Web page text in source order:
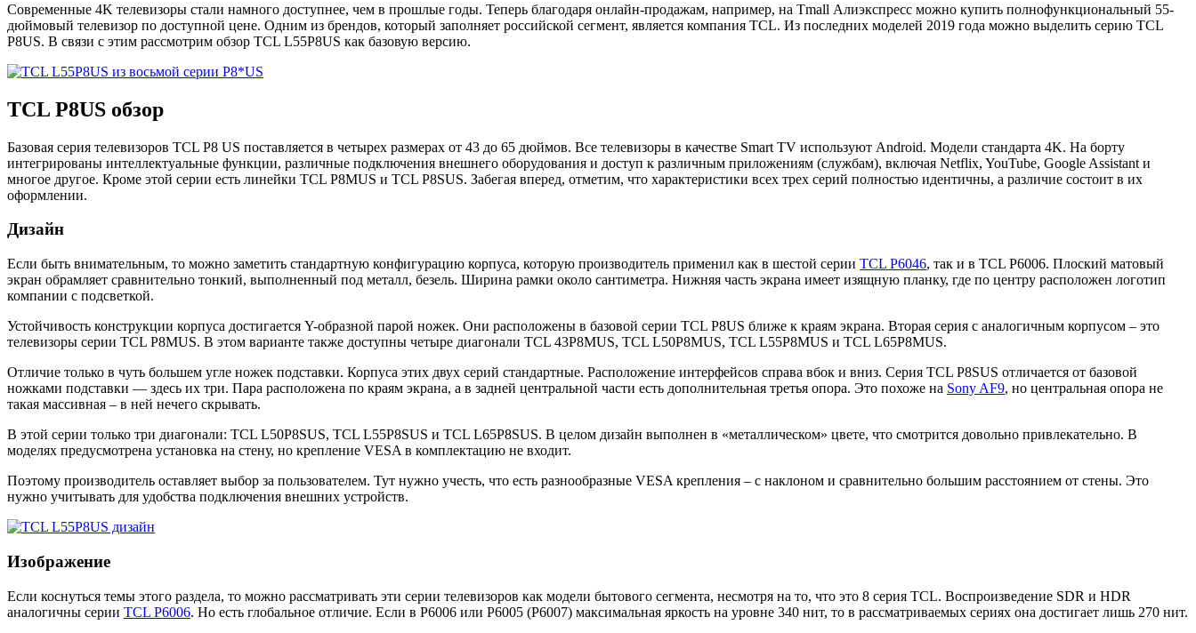
Современные 4K телевизоры стали намного доступнее, чем в прошлые годы. Теперь благодаря онлайн-продажам, например, на Tmall Алиэкспресс можно купить полнофункциональный 55-
дюймовый телевизор по доступной цене. Одним из брендов, который заполняет российской сегмент, является компания TCL. Из последних моделей 2019 года можно выделить серию TCL
P8US. В связи с этим рассмотрим обзор TCL L55P8US как базовую версию.
TCL P8US обзор
Базовая серия телевизоров TCL P8 US поставляется в четырех размерах от 43 до 65 дюймов. Все телевизоры в качестве Smart TV используют Android. Модели стандарта 4K. На борту
интегрированы интеллектуальные функции, различные подключения внешнего оборудования и доступ к различным приложениям (службам), включая Netflix, YouTube, Google Assistant и
многое другое. Кроме этой серии есть линейки TCL P8MUS и TCL P8SUS. Забегая вперед, отметим, что характеристики всех трех серий полностью идентичны, а различие состоит в их
оформлении.
Дизайн
Если быть внимательным, то можно заметить стандартную конфигурацию корпуса, которую производитель применил как в шестой серии TCL P6046, так и в TCL P6006. Плоский матовый
экран обрамляет сравнительно тонкий, выполненный под металл, безель. Ширина рамки около сантиметра. Нижняя часть экрана имеет изящную планку, где по центру расположен логотип
компании с подсветкой.
Устойчивость конструкции корпуса достигается Y-образной парой ножек. Они расположены в базовой серии TCL P8US ближе к краям экрана. Вторая серия с аналогичным корпусом – это
телевизоры серии TCL P8MUS. В этом варианте также доступны четыре диагонали TCL 43P8MUS, TCL L50P8MUS, TCL L55P8MUS и TCL L65P8MUS.
Отличие только в чуть большем угле ножек подставки. Корпуса этих двух серий стандартные. Расположение интерфейсов справа вбок и вниз. Серия TCL P8SUS отличается от базовой
ножками подставки — здесь их три. Пара расположена по краям экрана, а в задней центральной части есть дополнительная третья опора. Это похоже на Sony AF9, но центральная опора не
такая массивная – в ней нечего скрывать.
В этой серии только три диагонали: TCL L50P8SUS, TCL L55P8SUS и TCL L65P8SUS. В целом дизайн выполнен в «металлическом» цвете, что смотрится довольно привлекательно. В
моделях предусмотрена установка на стену, но крепление VESA в комплектацию не входит.
Поэтому производитель оставляет выбор за пользователем. Тут нужно учесть, что есть разнообразные VESA крепления – с наклоном и сравнительно большим расстоянием от стены. Это
нужно учитывать для удобства подключения внешних устройств.
Изображение
Если коснуться темы этого раздела, то можно рассматривать эти серии телевизоров как модели бытового сегмента, несмотря на то, что это 8 серия TCL. Воспроизведение SDR и HDR
аналогичны серии TCL P6006. Но есть глобальное отличие. Если в P6006 или P6005 (P6007) максимальная яркость на уровне 340 нит, то в рассматриваемых сериях она достигает лишь 270 нит.